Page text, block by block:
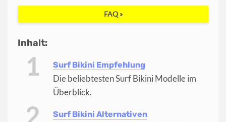
FAQ »
Inhalt:
Surf Bikini Empfehlung
Die beliebtesten Surf Bikini Modelle im
Überblick.
Surf Bikini Alternativen